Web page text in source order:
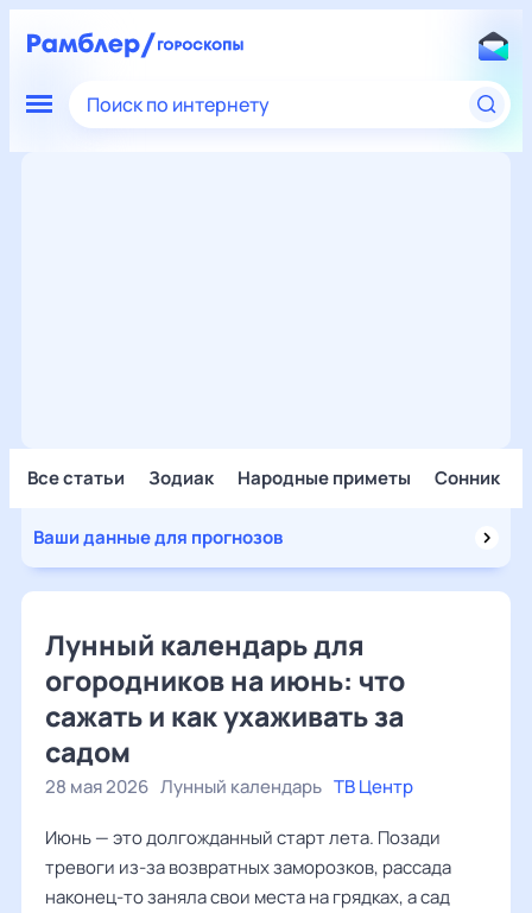
Поиск по интернету
Все статьи Зодиак Народные приметы Сонник
Ваши данные для прогнозов
Лунный календарь для
огородников на июнь: что
сажать и как ухаживать за
садом
28 мая 2026 Лунный календарь ТВ Центр
Июнь — это долгожданный старт лета. Позади
тревоги из-за возвратных заморозков, рассада
наконец-то заняла свои места на грядках, а сад